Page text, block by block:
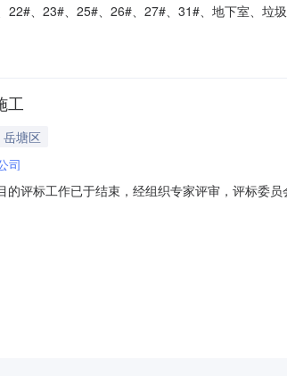
22#、23#、25#、26#、27#、31#、地下室、
、26#、27#、31#、地下室、垃圾中转站）建
工
塘区
司
的评标工作已于结束，经组织专家评审，评标委
招标人：湘潭市鼎辉房地产发展有限公司